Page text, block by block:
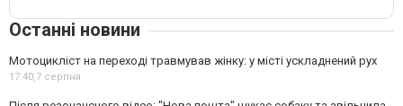
Останні новини
Мотоцикліст на переході травмував жінку: у місті ускладнений рух
17:40, 7 серпня